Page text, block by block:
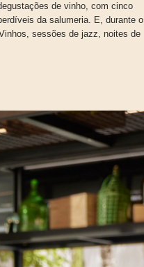
de vinho, com cinco
da salumeria. E, durante o
sessões de jazz, noites de